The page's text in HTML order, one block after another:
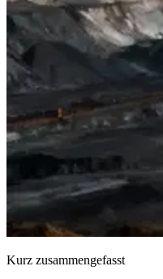
Kurz zusammengefasst